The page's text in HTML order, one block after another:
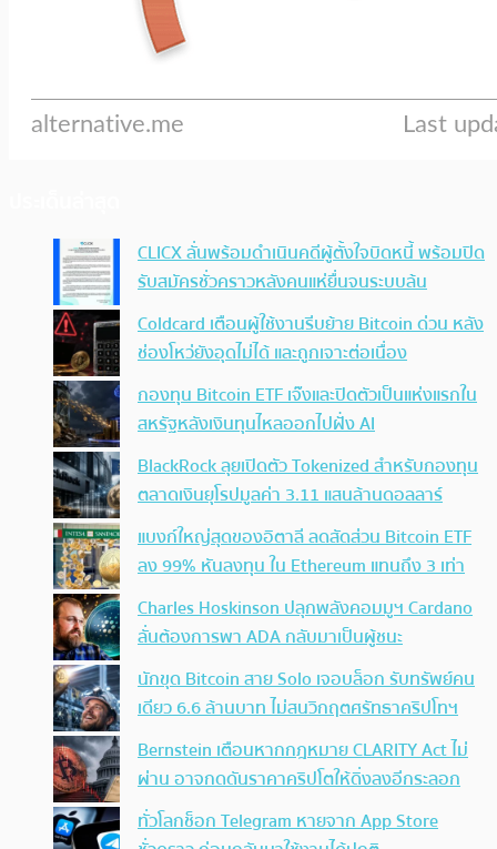
CLICX ลั่นพร้อมดำเนินคดีผู้ตั้งใจบิดหนี้ พร้อมปิด
รับสมัครชั่วคราวหลังคนแห่ยื่นจนระบบล้น
Coldcard เตือนผู้ใช้งานรีบย้าย Bitcoin ด่วน หลัง
ช่องโหว่ยังอุดไม่ได้ และถูกเจาะต่อเนื่อง
กองทุน Bitcoin ETF เจ๊งและปิดตัวเป็นแห่งแรกใน
สหรัฐหลังเงินทุนไหลออกไปฝั่ง AI
BlackRock ลุยเปิดตัว Tokenized สำหรับกองทุน
ตลาดเงินยุโรปมูลค่า 3.11 แสนล้านดอลลาร์
แบงก์ใหญ่สุดของอิตาลี ลดสัดส่วน Bitcoin ETF
ลง 99% หันลงทุน ใน Ethereum แทนถึง 3 เท่า
Charles Hoskinson ปลุกพลังคอมมูฯ Cardano
ลั่นต้องการพา ADA กลับมาเป็นผู้ชนะ
นักขุด Bitcoin สาย Solo เจอบล็อก รับทรัพย์คน
เดียว 6.6 ล้านบาท ไม่สนวิกฤตศรัทธาคริปโทฯ
Bernstein เตือนหากกฎหมาย CLARITY Act ไม่
ผ่าน อาจกดดันราคาคริปโตให้ดิ่งลงอีกระลอก
ทั่วโลกช็อก Telegram หายจาก App Store